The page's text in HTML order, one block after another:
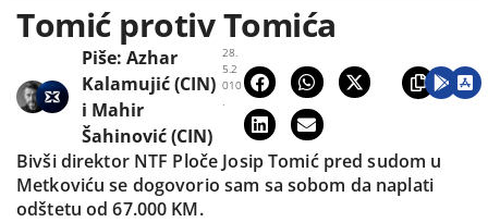
Tomić protiv Tomića
28.
5.2
010
Piše: Azhar
Kalamujić (CIN)
i Mahir
Šahinović (CIN)
Bivši direktor NTF Ploče Josip Tomić pred sudom u
Metkoviću se dogovorio sam sa sobom da naplati
odštetu od 67.000 KM.